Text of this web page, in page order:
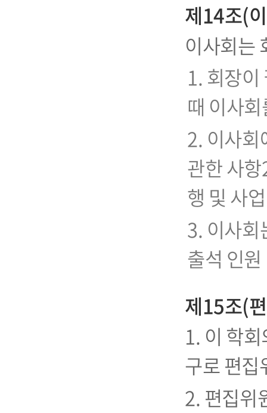
제14조(
이사회는
1. 회장
때 이사
2. 이사회
관한 사
행 및 사
3. 이사회
출석 인
제15조(
1. 이 학
구로 편
2. 편집위